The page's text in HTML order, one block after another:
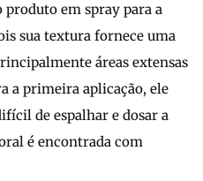
em spray para a
sua textura fornece uma
áreas extensas
a primeira aplicação, ele
de espalhar e dosar a
é encontrada com